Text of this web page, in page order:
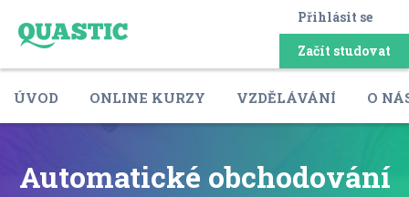
Přihlásit se
Začít studovat
ÚVOD ONLINE KURZY VZDĚLÁVÁNÍ O
Automatické obchodování